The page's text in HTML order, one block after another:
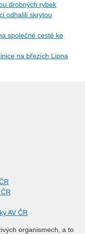
drobných rybek
odhalili skrytou
společné cestě ke
na březích Lipna
AV ČR
organismech, a to